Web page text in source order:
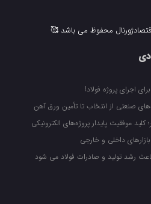
محفوظ می باشد 🥰
اجرای پروژه فولاد!
صنعتی از انتخاب تا تأمین ورق آهن
کلید موفقیت پایدار پروژه‌های الکترونیکی
داخلی و خارجی
رشد تولید و صادرات فولاد می شود